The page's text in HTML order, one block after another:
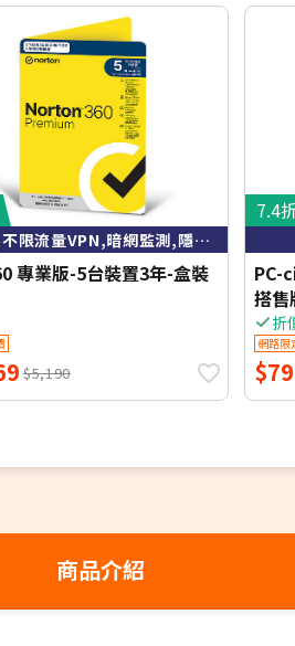
member.com.tw兌換該產品
後送出，即可輸入啟動碼並啟動產品
包裹配送,將以email
購買人email address
防勒索,不限流量VPN,暗網監測,隱私防護,100G雲端空間
專業版-5台裝置3年-盒裝
$5,190
7.4
PC-
搭售
貨)折
網路限
商品介紹